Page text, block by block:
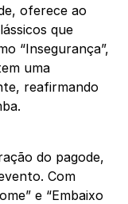
oferece ao
que
“Insegurança”,
uma
reafirmando
do pagode,
Com
e “Embaixo